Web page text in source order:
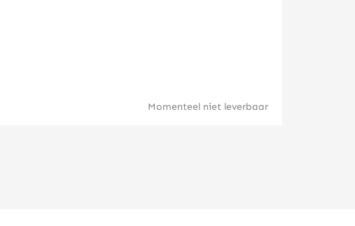
Momenteel niet leverbaar